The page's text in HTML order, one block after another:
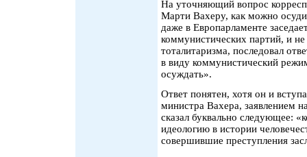
На уточняющий вопрос
Марти Вахеру, как можно
даже в Европарламенте
коммунистических партий, и
тоталитаризма, последовал
в виду коммунистический
осуждать».
Ответ понятен, хотя он и
министра Вахера, заявлением
сказал буквально следующее:
идеологию в истории
совершившие преступления